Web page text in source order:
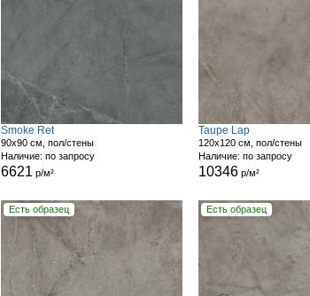
Smoke Ret
90x90 см, пол/стены
Наличие: по запросу
6621 р/м²
Taupe Lap
120x120 см, пол/стены
Наличие: по запросу
10346 р/м²
Есть образец Есть образец